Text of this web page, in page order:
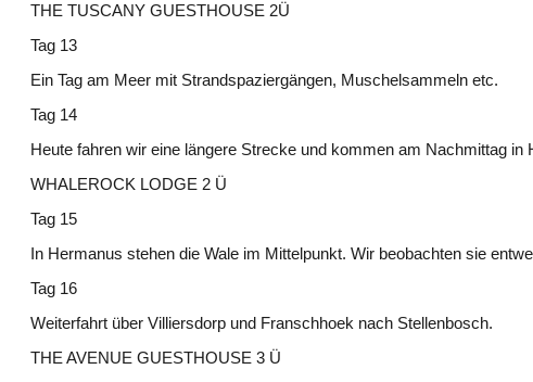
THE TUSCANY GUESTHOUSE 2Ü
Tag 13
Ein Tag am Meer mit Strandspaziergängen, Muschelsammeln etc.
Tag 14
Heute fahren wir eine längere Strecke und kommen am Nachmittag in
WHALEROCK LODGE 2 Ü
Tag 15
In Hermanus stehen die Wale im Mittelpunkt. Wir beobachten sie
Tag 16
Weiterfahrt über Villiersdorp und Franschhoek nach Stellenbosch.
THE AVENUE GUESTHOUSE 3 Ü